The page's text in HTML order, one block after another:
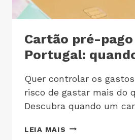
Cartão pré-pago
Portugal:
Quer controlar os
risco de gastar mais do
Descubra quando um
LEIA MAIS